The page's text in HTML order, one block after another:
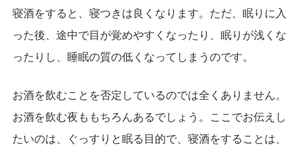
寝酒をすると、寝つきは良くなります。ただ、眠りに入
った後、途中で目が覚めやすくなったり、眠りが浅くな
ったりし、睡眠の質の低くなってしまうのです。
お酒を飲むことを否定しているのでは全くありません。
お酒を飲む夜ももちろんあるでしょう。ここでお伝えし
たいのは、ぐっすりと眠る目的で、寝酒をすることは、